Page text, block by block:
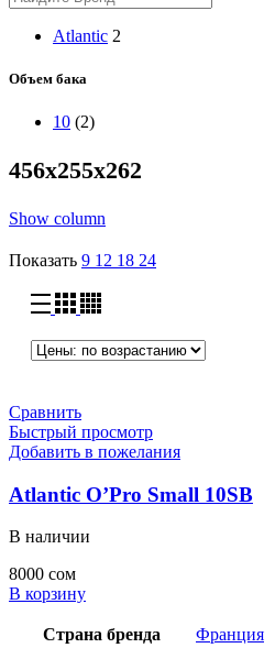
Atlantic 2
Объем бака
10 (2)
456х255х262
Show column
Показать 9 12 18 24
Сравнить
Быстрый просмотр
Добавить в пожелания
Atlantic O’Pro Small 10SB
В наличии
8000 сом
В корзину
Страна бренда Франция